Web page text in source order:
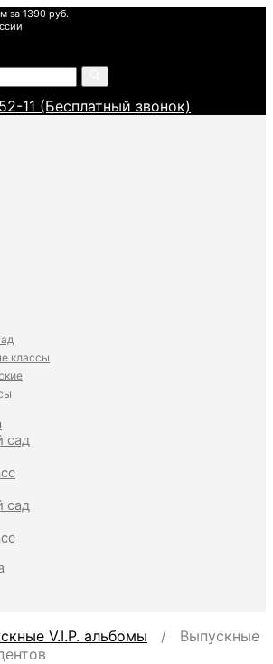
за 1390 руб.
11 (Бесплатный звонок)
классы
сад
сад
V.I.P. альбомы / Выпускные